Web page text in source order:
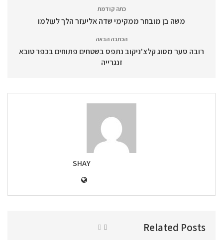
כתה קודמת
משה בן מובחר ממקימי שדה אליעזר הלך לעולמו
הכתבה הבאה
רובה סער מסוג קלצ'ניקוב נתפס בשטחים פתוחים בכפר טובא
זנגרייה
SHAY
Related Posts